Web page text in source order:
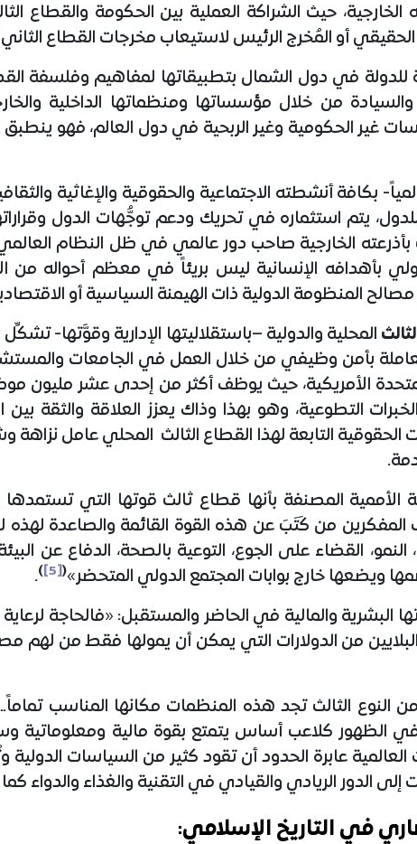
الخارجية، حيث الشراكة العملية بين الحكومة
الحقيقي أو المُخرج الرئيس لاستيعاب مخرجات القطاع
للدولة في دول الشمال بتطبيقاتها لمفاهيم وفلسفة
والسيادة من خلال مؤسساتها ومنظماتها الداخلية
غير الحكومية وغير الربحية في دول العالم، فهو
بكافة أنشطته الاجتماعية والحقوقية والإغاثية
يتم استثماره في تحريك ودعم توجُّهات الدول
بأذرعته الخارجية صاحب دور عالمي في ظل النظام العالمي
بأهدافه الإنسانية ليس بريئاً في معظم أحواله
المنظومة الدولية ذات الهيمنة السياسية أو
المحلية والدولية –باستقلاليتها الإدارية وقوَّتها-
الأمريكية، حيث يوظف أكثر من إحدى عشر
التطوعية، وهو بهذا وذاك يعزز العلاقة والثقة
الحقوقية التابعة لهذا القطاع الثالث المحلي عامل
الأممية المصنفة بأنها قطاع ثالث قوتها التي
المفكرين من كَتَبَ عن هذه القوة القائمة والصاعدة
النمو، القضاء على الجوع، التوعية بالصحة، الدفاع عن
ويضعها خارج بوابات المجتمع الدولي المتحضر»(
[5]
)
.
البشرية والمالية في الحاضر والمستقبل: «فالحاجة
من الدولارات التي يمكن أن يمولها فقط من
النوع الثالث تجد هذه المنظمات مكانها المناسب
في الظهور كلاعب أساس يتمتع بقوة مالية ومعلوماتية
عابرة الحدود أن تقود كثير من السياسات
إلى الدور الريادي والقيادي في التقنية والغذاء
في التاريخ الإسلامي: